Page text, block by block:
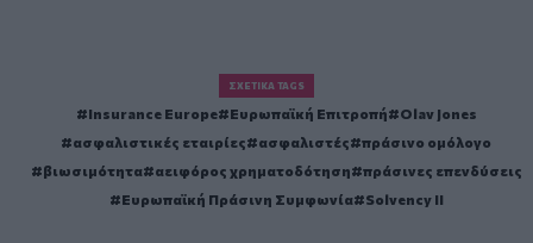
ΣΧΕΤΙΚΆ TAGS
Insurance Europe Ευρωπαϊκή Επιτροπή
Olav Jones
ασφαλιστικές εταιρίες
ασφαλιστές
πράσινο ομόλογο
βιωσιμότητα
αειφόρος χρηματοδότηση
πράσινες επενδύσεις
Ευρωπαϊκή Πράσινη Συμφωνία
Solvency II